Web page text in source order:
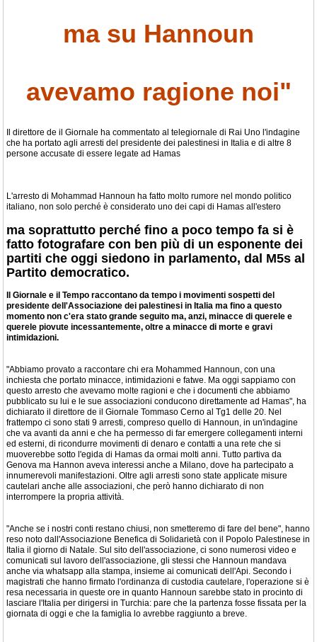
ma su Hannoun
avevamo ragione noi"
Il direttore de il Giornale ha commentato al telegiornale di Rai Uno l'indagine
che ha portato agli arresti del presidente dei palestinesi in Italia e di altre 8
persone accusate di essere legate ad Hamas
L'arresto di Mohammad Hannoun ha fatto molto rumore nel mondo politico
italiano, non solo perché è considerato uno dei capi di Hamas all'estero
ma soprattutto perché fino a poco tempo fa si è
fatto fotografare con ben più di un esponente dei
partiti che oggi siedono in parlamento, dal M5s al
Partito democratico.
Il Giornale e il Tempo raccontano da tempo i movimenti sospetti del
presidente dell'Associazione dei palestinesi in Italia ma fino a questo
momento non c'era stato grande seguito ma, anzi, minacce di querele e
querele piovute incessantemente, oltre a minacce di morte e gravi
intimidazioni.
"Abbiamo provato a raccontare chi era Mohammed Hannoun, con una
inchiesta che portato minacce, intimidazioni e fatwe. Ma oggi sappiamo con
questo arresto che avevamo molte ragioni e che i documenti che abbiamo
pubblicato su lui e le sue associazioni conducono direttamente ad Hamas", ha
dichiarato il direttore de il Giornale Tommaso Cerno al Tg1 delle 20. Nel
frattempo ci sono stati 9 arresti, compreso quello di Hannoun, in un'indagine
che va avanti da anni e che ha permesso di far emergere collegamenti interni
ed esterni, di ricondurre movimenti di denaro e contatti a una rete che si
muoverebbe sotto l'egida di Hamas da ormai molti anni. Tutto partiva da
Genova ma Hannon aveva interessi anche a Milano, dove ha partecipato a
innumerevoli manifestazioni. Oltre agli arresti sono state applicate misure
cautelari anche alle associazioni, che però hanno dichiarato di non
interrompere la propria attività.
"Anche se i nostri conti restano chiusi, non smetteremo di fare del bene", hanno
reso noto dall'Associazione Benefica di Solidarietà con il Popolo Palestinese in
Italia il giorno di Natale. Sul sito dell'associazione, ci sono numerosi video e
comunicati sul lavoro dell'associazione, gli stessi che Hannoun mandava
anche via whatsapp alla stampa, insieme ai comunicati dell'Api. Secondo i
magistrati che hanno firmato l'ordinanza di custodia cautelare, l'operazione si è
resa necessaria in queste ore in quanto Hannoun sarebbe stato in procinto di
lasciare l'Italia per dirigersi in Turchia: pare che la partenza fosse fissata per la
giornata di oggi e che la famiglia lo avrebbe raggiunto a breve.